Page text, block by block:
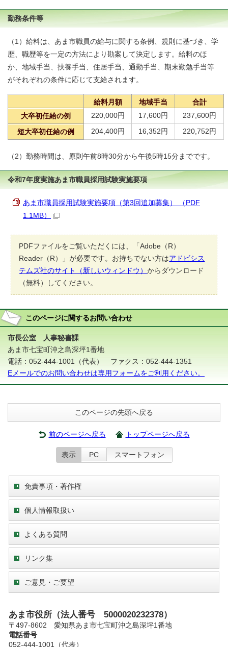
勤務条件等
（1）給料は、あま市職員の給与に関する条例、規則に基づき、学
歴、職歴等を一定の方法により勘案して決定します。給料のほ
か、地域手当、扶養手当、住居手当、通勤手当、期末勤勉手当等
がそれぞれの条件に応じて支給されます。
給料月額 地域手当
合計
大卒初任給の例
220,000円 17,600円 237,600円
短大卒初任給の例 204,400円 16,352円 220,752円
（2）勤務時間は、原則午前8時30分から午後5時15分までです。
令和7年度実施あま市職員採用試験実施要項
あま市職員採用試験実施要項（第3回追加募集） （PDF
1.1MB）
PDFファイルをご覧いただくには、「Adobe（R）
Reader（R）」が必要です。お持ちでない方はアドビシス
テムズ社のサイト（新しいウィンドウ）からダウンロード
（無料）してください。
このページに関するお問い合わせ
市長公室 人事秘書課
あま市七宝町沖之島深坪1番地
電話：052-444-1001（代表） ファクス：052-444-1351
Eメールでのお問い合わせは専用フォームをご利用ください。
このページの先頭へ戻る
前のページへ戻る トップページへ戻る
表示 PC スマートフォン
免責事項・著作権
個人情報取扱い
よくある質問
リンク集
ご意見・ご要望
あま市役所（法人番号 5000020232378）
〒497-8602 愛知県あま市七宝町沖之島深坪1番地
電話番号
052-444-1001（代表）